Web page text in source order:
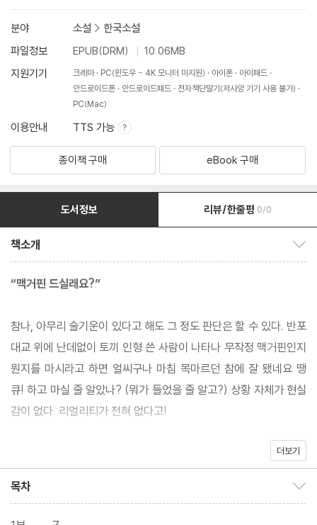
분야 소설 > 한국소설
파일정보
EPUB(DRM)
10.06MB
지원기기
크레마 PC(윈도우 - 4K 모니터 미지원) 아이폰
아이패드
안드로이드폰
안드로이드패드
전자책단말기(저사양 기기 사용 불가)
PC(Mac)
이용안내 TTS 가능
종이책 구매 eBook 구매
도서정보 리뷰/한줄평 0/0
책소개
“맥거핀 드실래요?”
참나, 아무리 술기운이 있다고 해도 그 정도 판단은 할 수 있다. 반포
대교 위에 난데없이 토끼 인형 쓴 사람이 나타나 무작정 맥거핀인지
뭔지를 마시라고 하면 얼씨구나 마침 목마르던 참에 잘 됐네요 땡
큐! 하고 마실 줄 알았나? (뭐가 들었을 줄 알고?) 상황 자체가 현실
감이 없다. 리얼리티가 전혀 없다고!
하지만 토끼의 말발에 홀랑 넘어가 맥거핀을 마셔 버렸다. 벌컥벌컥,
이제 누군가 나를 쫓고 있다는 생각만이 머릿속을 가득 채운다. 하늘
더보기
목차